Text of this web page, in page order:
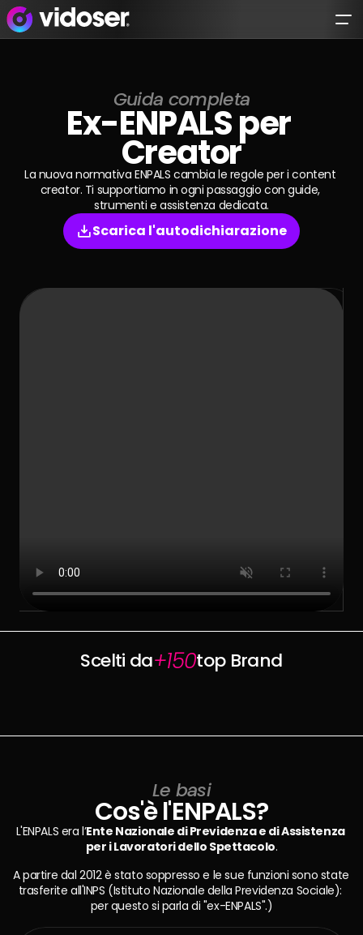
I'm a business
I'm a Creator
Platform
Creator FInder
Collab Management
Solutions
Influencer Marketing
For Creators
Guida completa
Ex-ENPALS per
Creator
La nuova normativa ENPALS cambia le regole per i content
creator. Ti supportiamo in ogni passaggio con guide,
strumenti e assistenza dedicata.
Scarica l'autodichiarazione
Scelti da+150top Brand
Le basi
Cos'è l'ENPALS?
L'ENPALS era l’Ente Nazionale di Previdenza e di Assistenza
per i Lavoratori dello Spettacolo.
A partire dal 2012 è stato soppresso e le sue funzioni sono state
trasferite all'INPS (Istituto Nazionale della Previdenza Sociale):
per questo si parla di "ex-ENPALS".)